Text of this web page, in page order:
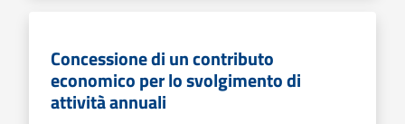
Concessione di un contributo
economico per lo svolgimento di
attività annuali